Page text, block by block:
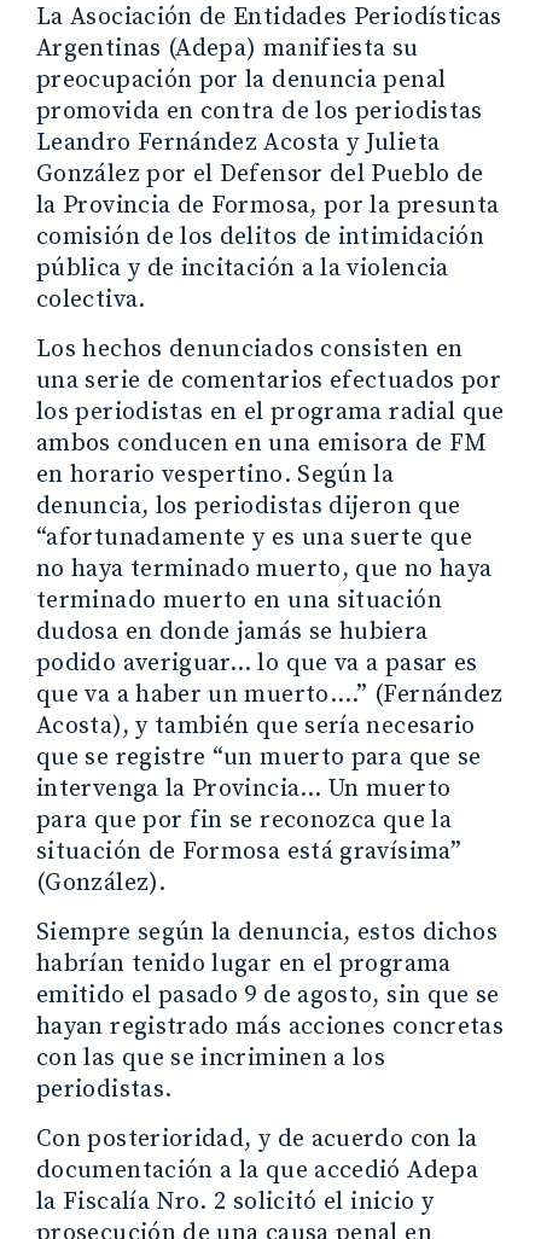
La Asociación de Entidades Periodísticas
Argentinas (Adepa) manifiesta su
preocupación por la denuncia penal
promovida en contra de los periodistas
Leandro Fernández Acosta y Julieta
González por el Defensor del Pueblo de
la Provincia de Formosa, por la presunta
comisión de los delitos de intimidación
pública y de incitación a la violencia
colectiva.
Los hechos denunciados consisten en
una serie de comentarios efectuados por
los periodistas en el programa radial que
ambos conducen en una emisora de FM
en horario vespertino. Según la
denuncia, los periodistas dijeron que
“afortunadamente y es una suerte que
no haya terminado muerto, que no haya
terminado muerto en una situación
dudosa en donde jamás se hubiera
podido averiguar… lo que va a pasar es
que va a haber un muerto….” (Fernández
Acosta), y también que sería necesario
que se registre “un muerto para que se
intervenga la Provincia… Un muerto
para que por fin se reconozca que la
situación de Formosa está gravísima”
(González).
Siempre según la denuncia, estos dichos
habrían tenido lugar en el programa
emitido el pasado 9 de agosto, sin que se
hayan registrado más acciones concretas
con las que se incriminen a los
periodistas.
Con posterioridad, y de acuerdo con la
documentación a la que accedió Adepa
la Fiscalía Nro. 2 solicitó el inicio y